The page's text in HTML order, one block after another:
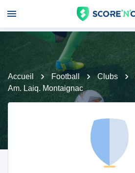
Accueil Football Clubs
Am. Laiq. Montaignac